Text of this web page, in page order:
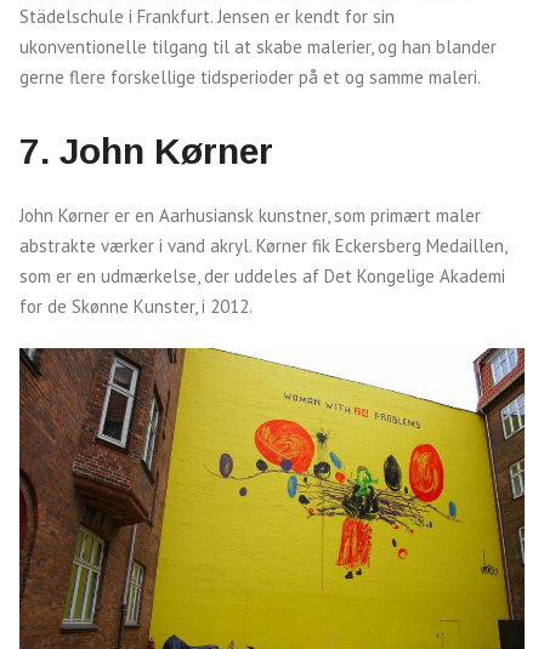
Städelschule i Frankfurt. Jensen er kendt for sin
ukonventionelle tilgang til at skabe malerier, og han blander
gerne flere forskellige tidsperioder på et og samme maleri.
7. John Kørner
John Kørner er en Aarhusiansk kunstner, som primært maler
abstrakte værker i vand akryl. Kørner fik Eckersberg Medaillen,
som er en udmærkelse, der uddeles af Det Kongelige Akademi
for de Skønne Kunster, i 2012.